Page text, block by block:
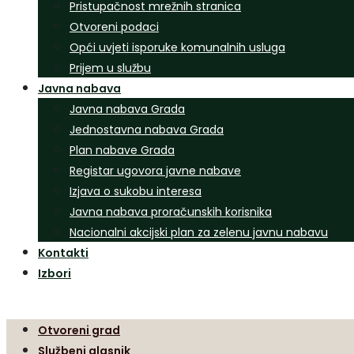
Pristupačnost mrežnih stranica
Otvoreni podaci
Opći uvjeti isporuke komunalnih usluga
Prijem u službu
Javna nabava
Javna nabava Grada
Jednostavna nabava Grada
Plan nabave Grada
Registar ugovora javne nabave
Izjava o sukobu interesa
Javna nabava proračunskih korisnika
Nacionalni akcijski plan za zelenu javnu nabavu
Kontakti
Izbori
Otvoreni grad
Službeni glasnik